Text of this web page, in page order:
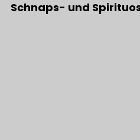
Schnaps- und